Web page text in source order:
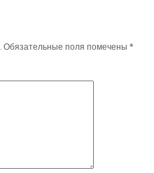
Обязательные поля помечены *